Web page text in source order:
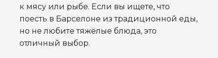
к мясу или рыбе. Если вы ищете, что
поесть в Барселоне из традиционной еды,
но не любите тяжёлые блюда, это
отличный выбор.